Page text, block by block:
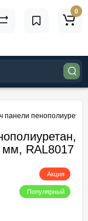
0
панели
RAL8017
Акция
Популярный